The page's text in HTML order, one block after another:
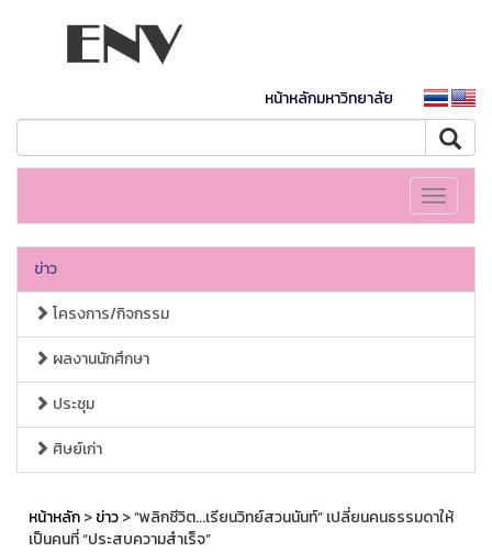
หน้าหลักมหาวิทยาลัย
Toggle
ข่าว
โครงการ/กิจกรรม
ผลงานนักศึกษา
ประชุม
ศิษย์เก่า
หน้าหลัก>ข่าว> “พลิกชีวิต...เรียนวิทย์สวนนันท์” เปลี่ยนคนธรรมดาให้
เป็นคนที่ “ประสบความสำเร็จ”